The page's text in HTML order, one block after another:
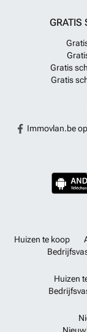
GRATIS
Gratis
Gratis
Immovlan.be
Huizen te koop
Huizen